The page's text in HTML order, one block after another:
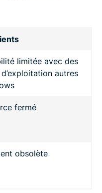
limitée avec des
autres
fermé
obsolète